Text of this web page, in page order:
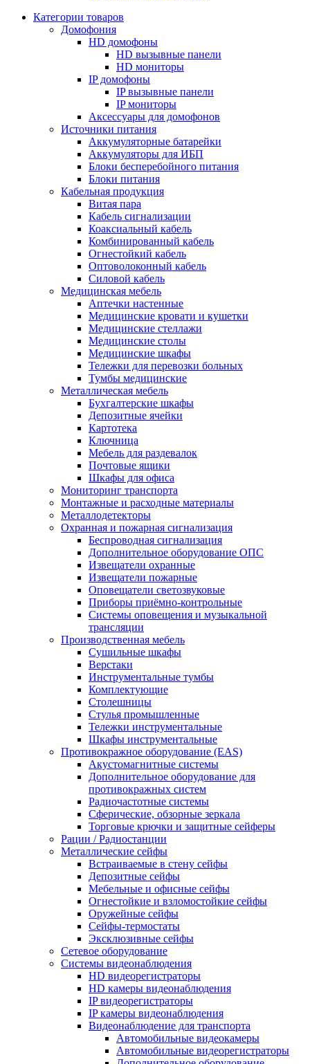
Категории товаров
Домофония
HD домофоны
HD вызывные панели
HD мониторы
IP домофоны
IP вызывные панели
IP мониторы
Аксессуары для домофонов
Источники питания
Аккумуляторные батарейки
Аккумуляторы для ИБП
Блоки бесперебойного питания
Блоки питания
Кабельная продукция
Витая пара
Кабель сигнализации
Коаксиальный кабель
Комбинированный кабель
Огнестойкий кабель
Оптоволоконный кабель
Силовой кабель
Медицинская мебель
Аптечки настенные
Медицинские кровати и кушетки
Медицинские стеллажи
Медицинские столы
Медицинские шкафы
Тележки для перевозки больных
Тумбы медицинские
Металлическая мебель
Бухгалтерские шкафы
Депозитные ячейки
Картотека
Ключница
Мебель для раздевалок
Почтовые ящики
Шкафы для офиса
Мониторинг транспорта
Монтажные и расходные материалы
Металлодетекторы
Охранная и пожарная сигнализация
Беспроводная сигнализация
Дополнительное оборудование ОПС
Извещатели охранные
Извещатели пожарные
Оповещатели светозвуковые
Приборы приёмно-контрольные
Системы оповещения и музыкальной
трансляции
Производственная мебель
Cушильные шкафы
Верстаки
Инструментальные тумбы
Комплектующие
Столешницы
Стулья промышленные
Тележки инструментальные
Шкафы инструментальные
Противокражное оборудование (EAS)
Акустомагнитные системы
Дополнительное оборудование для
противокражных систем
Радиочастотные системы
Сферические, обзорные зеркала
Торговые крючки и защитные сейферы
Рации / Радиостанции
Металлические сейфы
Встраиваемые в стену сейфы
Депозитные сейфы
Мебельные и офисные сейфы
Огнестойкие и взломостойкие сейфы
Оружейные сейфы
Сейфы-термостаты
Эксклюзивные сейфы
Сетевое оборудование
Системы видеонаблюдения
HD видеорегистраторы
HD камеры видеонаблюдения
IP видеорегистраторы
IP камеры видеонаблюдения
Видеонаблюдение для транспорта
Автомобильные видеокамеры
Автомобильные видеорегистраторы